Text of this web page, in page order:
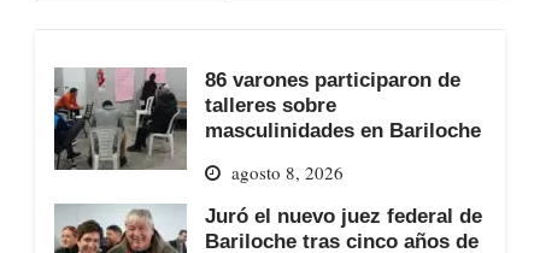
86 varones participaron de
talleres sobre
masculinidades en Bariloche
agosto 8, 2026
Juró el nuevo juez federal de
Bariloche tras cinco años de